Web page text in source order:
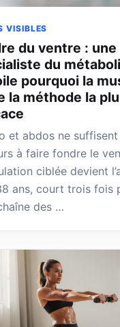
VISIBLES
du ventre : une
du
pourquoi la
la méthode la
et abdos ne
à faire fondre le
ciblée devient
ans, court trois fois
des …